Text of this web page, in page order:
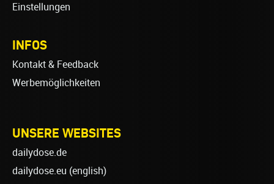
Einstellungen
INFOS
Kontakt & Feedback
Werbemöglichkeiten
UNSERE WEBSITES
dailydose.de
dailydose.eu (english)